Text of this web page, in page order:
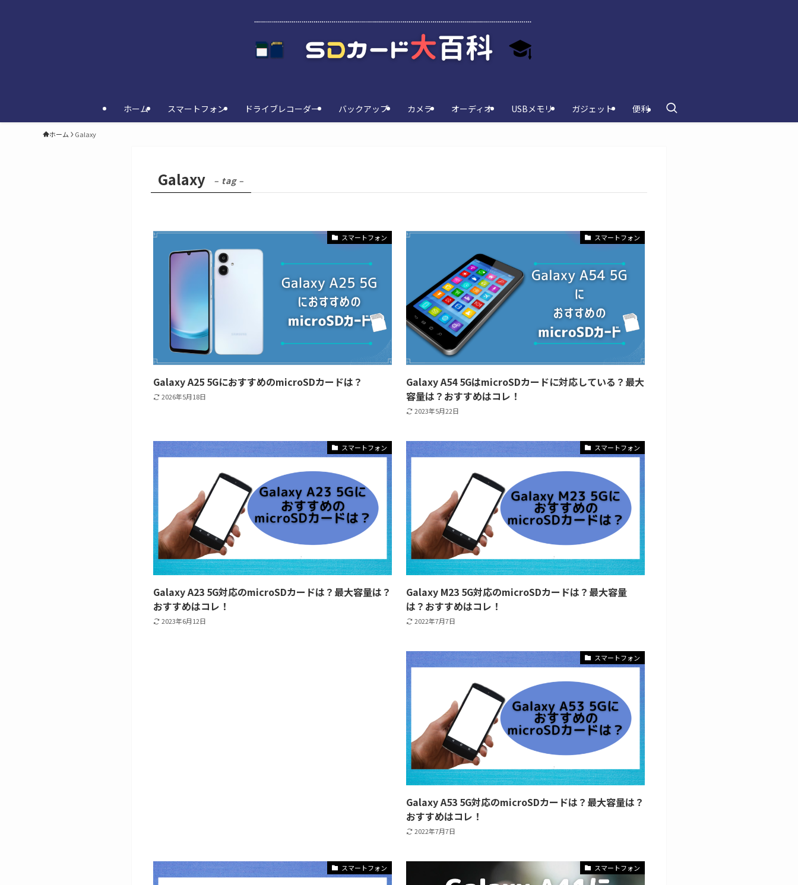
ホーム スマートフォン ドライブレコーダー バックアップ カメラ オーディオ USBメモリ ガジェット 便利
ホーム Galaxy
Galaxy – tag –
スマートフォン
Galaxy A25 5GにおすすめのmicroSDカードは？
2026年5月18日
スマートフォン
Galaxy A54 5GはmicroSDカードに対応している？最大
容量は？おすすめはコレ！
2023年5月22日
スマートフォン
Galaxy A23 5G対応のmicroSDカードは？最大容量は？
おすすめはコレ！
2023年6月12日
スマートフォン
Galaxy M23 5G対応のmicroSDカードは？最大容量
は？おすすめはコレ！
2022年7月7日
スマートフォン
Galaxy A53 5G対応のmicroSDカードは？最大容量は？
おすすめはコレ！
2022年7月7日
スマートフォン スマートフォン